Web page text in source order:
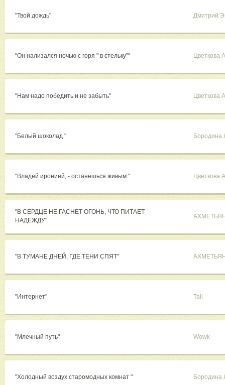
"Твой дождь" Дмитрий
"Он нализался ночью с горя " в стельку"" Цветкова
"Нам надо победить и не забыть" Цветкова
"Белый шоколад " Бородина
"Владей иронией, - останешься живым." Цветкова
"В СЕРДЦЕ НЕ ГАСНЕТ ОГОНЬ, ЧТО ПИТАЕТ
НАДЕЖДУ"
"В ТУМАНЕ ДНЕЙ, ГДЕ ТЕНИ СПЯТ"
"Интернет" Tali
"Млечный путь" Wowk
"Холодный воздух старомодных комнат " Бородина